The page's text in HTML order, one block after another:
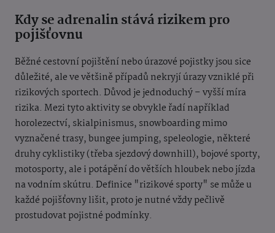
Kdy se adrenalin stává rizikem pro
pojišťovnu
Běžné cestovní pojištění nebo úrazové pojistky jsou sice
důležité, ale ve většině případů nekryjí úrazy vzniklé při
rizikových sportech. Důvod je jednoduchý – vyšší míra
rizika. Mezi tyto aktivity se obvykle řadí například
horolezectví, skialpinismus, snowboarding mimo
vyznačené trasy, bungee jumping, speleologie, některé
druhy cyklistiky (třeba sjezdový downhill), bojové sporty,
motosporty, ale i potápění do větších hloubek nebo jízda
na vodním skútru. Definice "rizikové sporty" se může u
každé pojišťovny lišit, proto je nutné vždy pečlivě
prostudovat pojistné podmínky.